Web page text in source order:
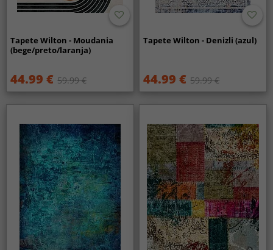
Tapete Wilton - Moudania
(bege/preto/laranja)
44.99 € 59.99 €
Tapete Wilton - Denizli (azul)
44.99 € 59.99 €